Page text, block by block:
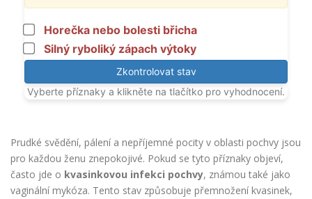
Horečka nebo bolesti břicha
Silný ryboliký zápach výtoky
Zkontrolovat stav
Vyberte příznaky a klikněte na tlačítko pro vyhodnocení.
Prudké svědění, pálení a nepříjemné pocity v oblasti pochvy jsou
pro každou ženu znepokojivé. Pokud se tyto příznaky objeví,
často jde o kvasinkovou infekci pochvy, známou také jako
vaginální mykóza. Tento stav způsobuje přemnožení kvasinek,